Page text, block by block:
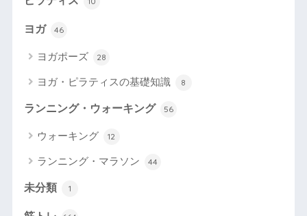
ヨガ 46
ヨガポーズ 28
ヨガ・ピラティスの基礎知識 8
ランニング・ウォーキング 56
ウォーキング 12
ランニング・マラソン 44
未分類 1